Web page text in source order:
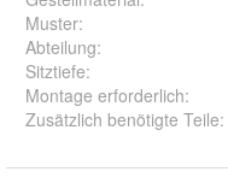
Muster:
Abteilung:
Sitztiefe:
Montage erforderlich:
Zusätzlich benötigte Teile: